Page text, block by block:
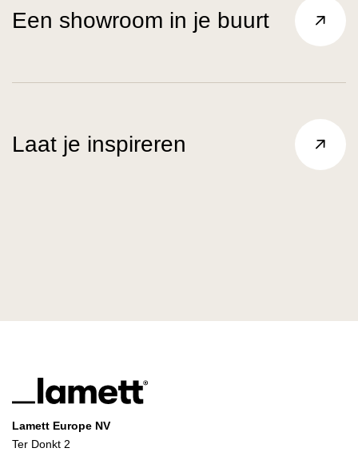
Een showroom in je buurt
Laat je inspireren
Lamett Europe NV
Ter Donkt 2